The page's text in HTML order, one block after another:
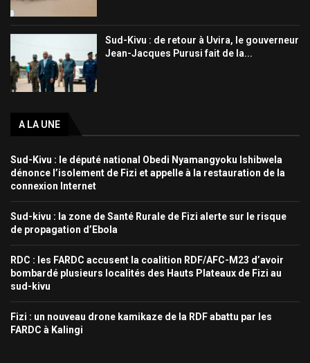
Sud-Kivu : de retour à Uvira, le gouverneur
Jean-Jacques Purusi fait de la...
A LA UNE
Sud-Kivu : le député national Obedi Nyamangyoku Ishibwela
dénonce l’isolement de Fizi et appelle à la restauration de la
connexion Internet
Sud-kivu : la zone de Santé Rurale de Fizi alerte sur le risque
de propagation d’Ebola
RDC : les FARDC accusent la coalition RDF/AFC-M23 d’avoir
bombardé plusieurs localités des Hauts Plateaux de Fizi au
sud-kivu
Fizi : un nouveau drone kamikaze de la RDF abattu par les
FARDC à Kalingi